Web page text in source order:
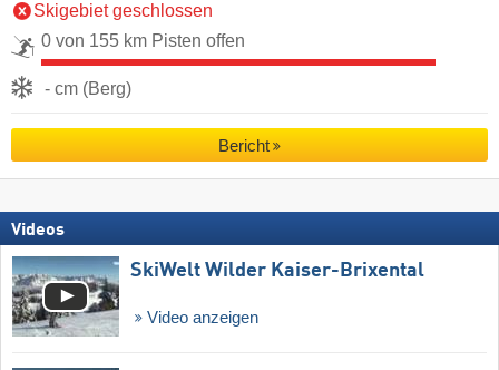
Skigebiet geschlossen
0 von 155 km Pisten offen
- cm (Berg)
Bericht
Videos
SkiWelt Wilder Kaiser-Brixental
Video anzeigen